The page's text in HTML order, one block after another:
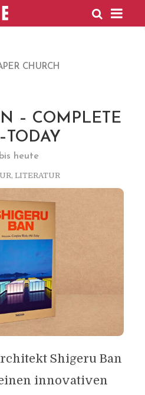
CHURCH
– COMPLETE
heute
, LITERATUR
Shigeru Ban
innovativen